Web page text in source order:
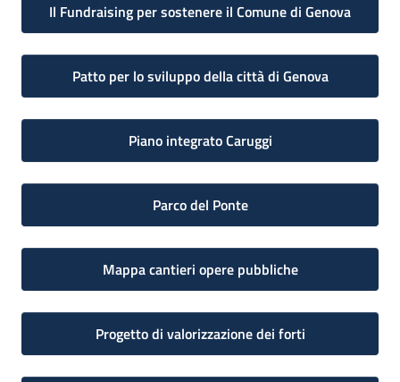
Il Fundraising per sostenere il Comune di Genova
Patto per lo sviluppo della città di Genova
Piano integrato Caruggi
Parco del Ponte
Mappa cantieri opere pubbliche
Progetto di valorizzazione dei forti